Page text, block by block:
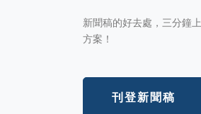
新聞稿的好去處，三分鐘
方案！
刊登新聞稿